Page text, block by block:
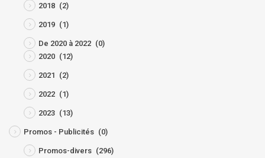
2018 (2)
2019 (1)
De 2020 à 2022 (0)
2020 (12)
2021 (2)
2022 (1)
2023 (13)
Promos - Publicités (0)
Promos-divers (296)